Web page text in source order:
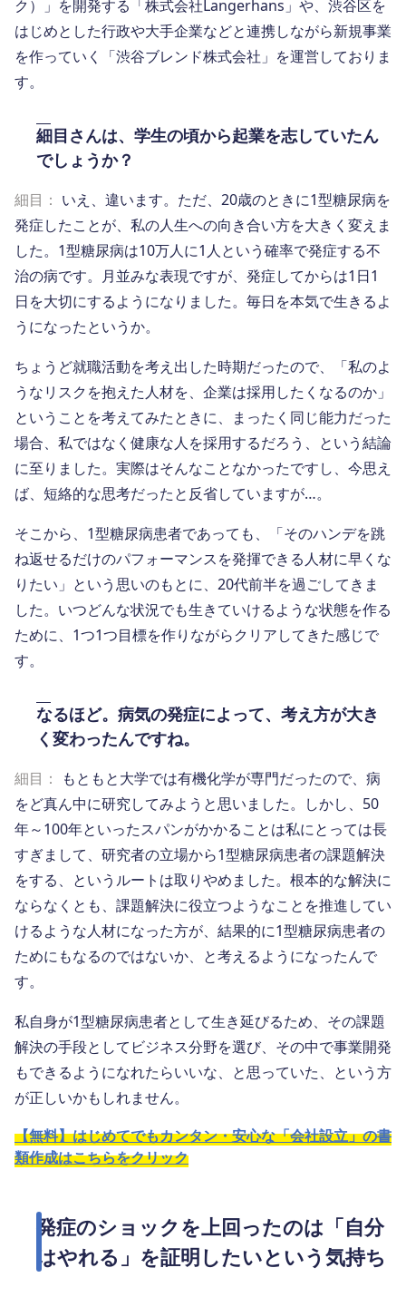
ク）」を開発する「株式会社Langerhans」や、渋谷区を
はじめとした行政や大手企業などと連携しながら新規事業
を作っていく「渋谷ブレンド株式会社」を運営しておりま
す。
細目さんは、学生の頃から起業を志していたん
でしょうか？
細目： いえ、違います。ただ、20歳のときに1型糖尿病を
発症したことが、私の人生への向き合い方を大きく変えま
した。1型糖尿病は10万人に1人という確率で発症する不
治の病です。月並みな表現ですが、発症してからは1日1
日を大切にするようになりました。毎日を本気で生きるよ
うになったというか。
ちょうど就職活動を考え出した時期だったので、「私のよ
うなリスクを抱えた人材を、企業は採用したくなるのか」
ということを考えてみたときに、まったく同じ能力だった
場合、私ではなく健康な人を採用するだろう、という結論
に至りました。実際はそんなことなかったですし、今思え
ば、短絡的な思考だったと反省していますが…。
そこから、1型糖尿病患者であっても、「そのハンデを跳
ね返せるだけのパフォーマンスを発揮できる人材に早くな
りたい」という思いのもとに、20代前半を過ごしてきま
した。いつどんな状況でも生きていけるような状態を作る
ために、1つ1つ目標を作りながらクリアしてきた感じで
す。
なるほど。病気の発症によって、考え方が大き
く変わったんですね。
細目：
もともと大学では有機化学が専門だったので、病
をど真ん中に研究してみようと思いました。しかし、50
年～100年といったスパンがかかることは私にとっては長
すぎまして、研究者の立場から1型糖尿病患者の課題解決
をする、というルートは取りやめました。根本的な解決に
ならなくとも、課題解決に役立つようなことを推進してい
けるような人材になった方が、結果的に1型糖尿病患者の
ためにもなるのではないか、と考えるようになったんで
す。
私自身が1型糖尿病患者として生き延びるため、その課題
解決の手段としてビジネス分野を選び、その中で事業開発
もできるようになれたらいいな、と思っていた、という方
が正しいかもしれません。
【無料】はじめてでもカンタン・安心な「会社設立」の書
類作成はこちらをクリック
発症のショックを上回ったのは「自分
はやれる」を証明したいという気持ち